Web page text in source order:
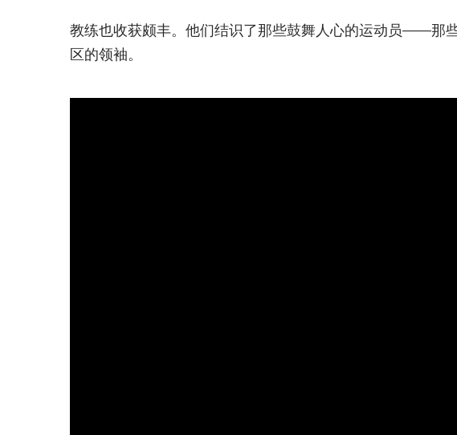
教练也收获颇丰。他们结识了那些鼓舞人心的运动员——那
区的领袖。